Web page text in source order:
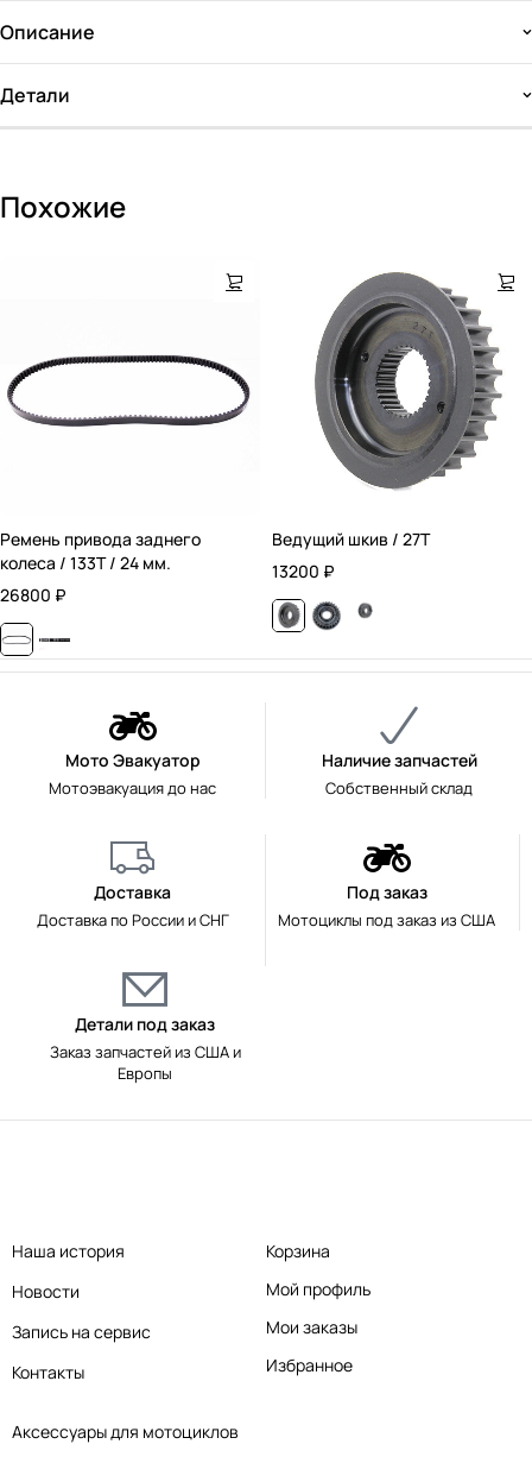
Описание
Детали
Похожие
Ремень привода заднего
колеса / 133T / 24 мм.
26800 ₽
Ведущий шкив / 27T
13200 ₽
Мото Эвакуатор
Мотоэвакуация до нас
Наличие запчастей
Собственный склад
Доставка
Доставка по России и СНГ
Под заказ
Мотоциклы под заказ из США
Детали под заказ
Заказ запчастей из США и
Европы
Аксессуары для мотоциклов
Наша история
Новости
Запись на сервис
Контакты
Корзина
Мой профиль
Мои заказы
Избранное